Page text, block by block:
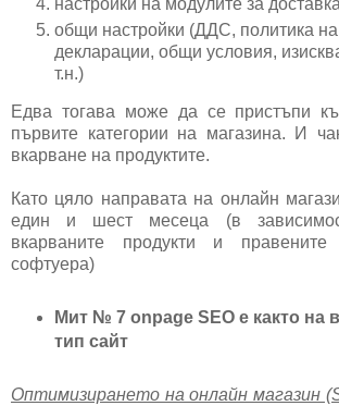
общи настройки (ДДС, политика
декларации, общи условия,
т.н.)
Едва тогава може да се пристъпи
първите категории на магазина. И
вкарване на продуктите.
Като цяло направата на онлайн
един и шест месеца (в
вкарваните продукти и
софтуера)
Мит № 7 onpage SEO е както на
тип сайт
Оптимизирането на онлайн магазин